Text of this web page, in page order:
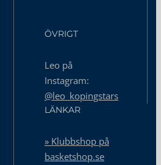
ÖVRIGT
Leo på
Instagram:
@leo_kopingstars
LÄNKAR
» Klubbshop på
basketshop.se